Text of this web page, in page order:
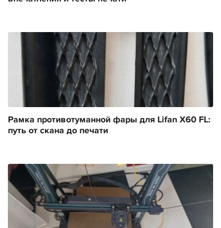
Рамка противотуманной фары для Lifan X60 FL:
путь от скана до печати